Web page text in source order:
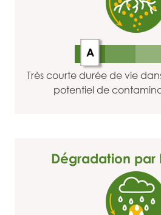
A
Très courte durée de vie
potentiel de
Dégradation par